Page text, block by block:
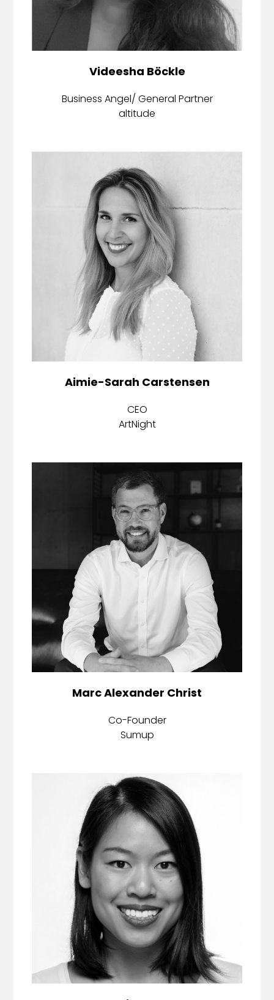
Videesha Böckle
Business Angel/ General Partner
altitude
Aimie-Sarah Carstensen
CEO
ArtNight
Marc Alexander Christ
Co-Founder
Sumup